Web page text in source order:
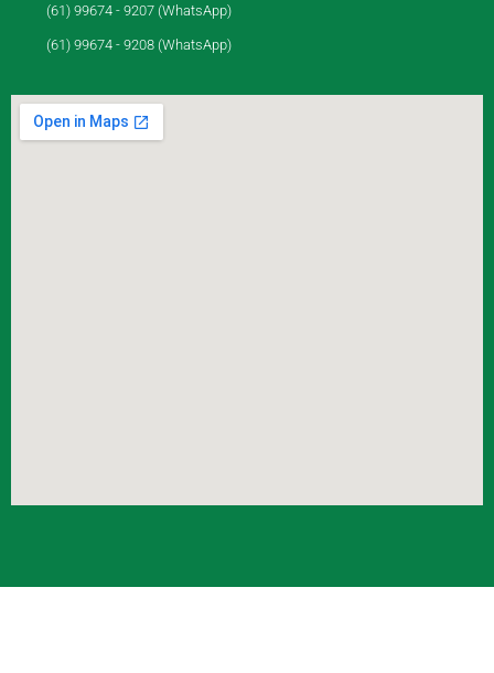
(61) 99674 - 9207 (WhatsApp)
(61) 99674 - 9208 (WhatsApp)